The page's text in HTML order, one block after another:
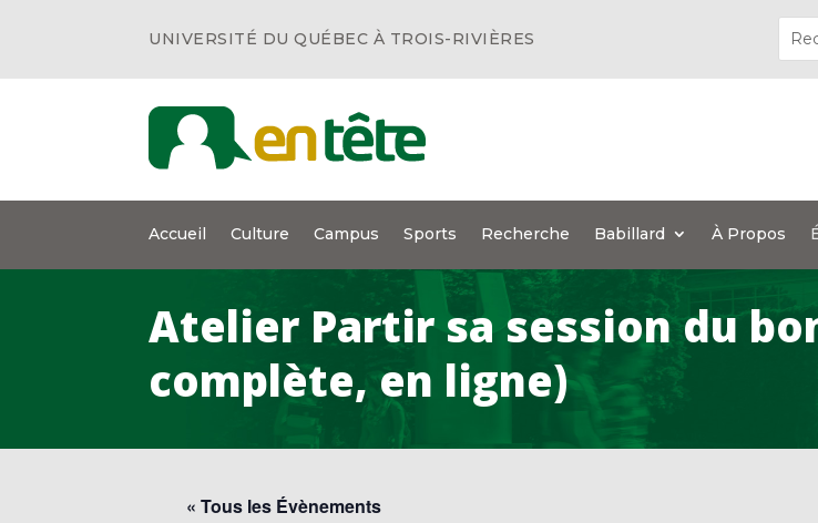
UNIVERSITÉ DU QUÉBEC À TROIS-RIVIÈRES
Accueil Culture Campus Sports Recherche Babillard À Propos
Atelier Partir sa session du
complète, en ligne)
« Tous les Évènements